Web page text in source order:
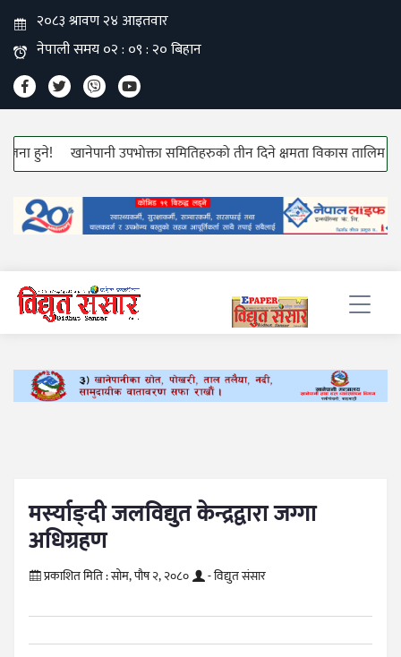
खानेपानी उपभोक्ता समितिहरुको तीन दिने क्षमता विकास तालिम सुरु!
मर्स्याङ्दी जलविद्युत केन्द्रद्वारा जग्गा
अधिग्रहण
प्रकाशित मिति :सोम, पौष २, २०८० - विद्युत संसार